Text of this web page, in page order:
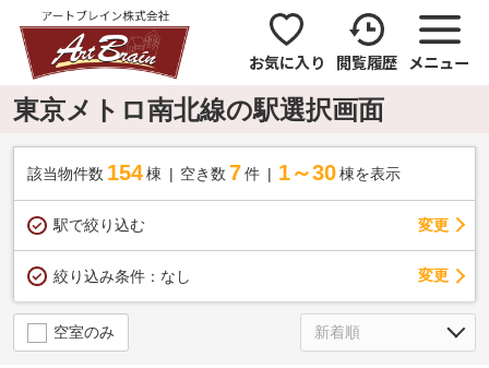
お気に入り 閲覧履歴 メニュー
東京メトロ南北線の駅選択画面
該当物件数 154棟 空き数 7 件 1～30 棟を表示
駅で絞り込む 変更
絞り込み条件： なし 変更
空室のみ